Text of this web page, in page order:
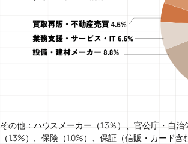
その他：ハウスメーカー（1.3％）、官公庁・自治
（1.3%）、保険（1.0%）、保証（信販・カード含